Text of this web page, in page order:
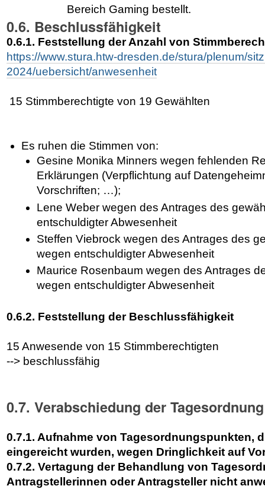
Bereich Gaming bestellt.
0.6. Beschlussfähigkeit
0.6.1. Feststellung der Anzahl von
https://www.stura.htw-dresden.de/stura/plenum/
2024/uebersicht/anwesenheit
15 Stimmberechtigte von 19 Gewählten
Es ruhen die Stimmen von:
Gesine Monika Minners wegen fehlenden
Erklärungen (Verpflichtung auf
Vorschriften; …);
Lene Weber wegen des Antrages des
entschuldigter Abwesenheit
Steffen Viebrock wegen des Antrages des
wegen entschuldigter Abwesenheit
Maurice Rosenbaum wegen des Antrages
wegen entschuldigter Abwesenheit
0.6.2. Feststellung der Beschlussfähigkeit
15 Anwesende von 15 Stimmberechtigten
--> beschlussfähig
0.7. Verabschiedung der Tagesordnung
0.7.1. Aufnahme von Tagesordnungspunkten,
eingereicht wurden, wegen Dringlichkeit auf
0.7.2. Vertagung der Behandlung von
Antragstellerinnen oder Antragsteller nicht